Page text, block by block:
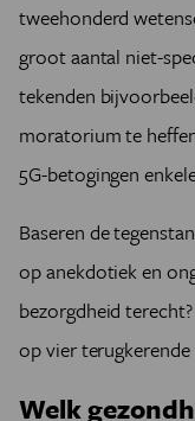
tweehonderd
groot aantal niet-
tekenden
moratorium te
5G-betogingen
Baseren de
op anekdotiek en
bezorgdheid terecht?
op vier terugkerende
Welk